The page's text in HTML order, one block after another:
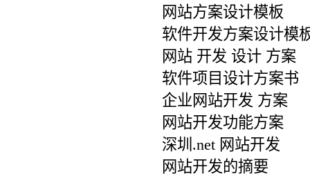
网站方案设计模板
软件开发方案设计模
网站 开发 设计 方案
软件项目设计方案书
企业网站开发 方案
网站开发功能方案
深圳.net 网站开发
网站开发的摘要